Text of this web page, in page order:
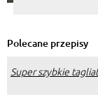
Polecane przepisy
Super szybkie